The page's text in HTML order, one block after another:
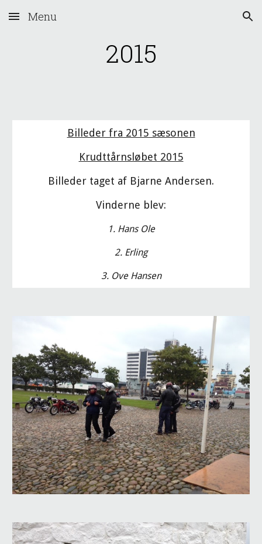
Skip to main content Skip to navigation
Menu
2015
Billeder fra 2015 sæsonen
Krudttårnsløbet 2015
Billeder taget af Bjarne Andersen.
Vinderne blev:
1. Hans Ole
2. Erling
3. Ove Hansen